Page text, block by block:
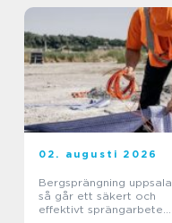
02. augusti 2026
Bergsprängning uppsala
så går ett säkert och
effektivt sprängarbete